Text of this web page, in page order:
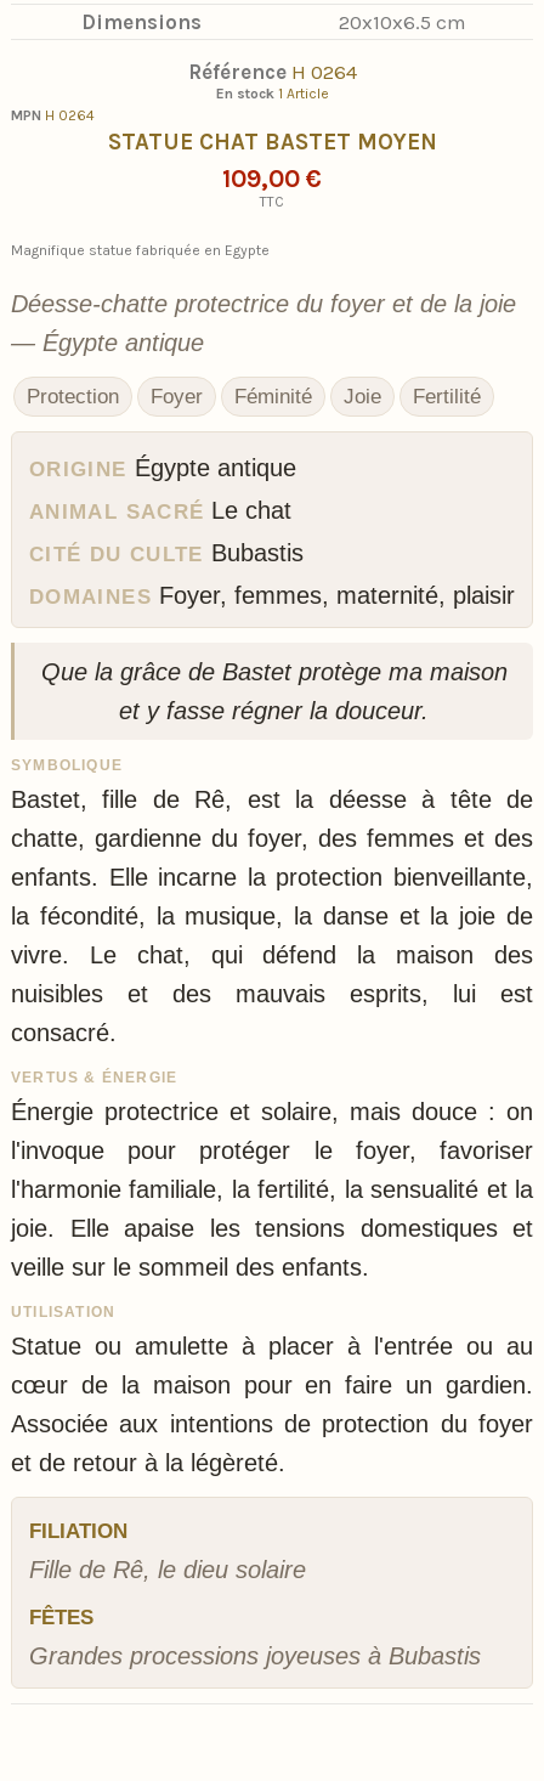
Dimensions 20x10x6.5 cm
Référence H 0264
En stock 1 Article
MPN H 0264
STATUE CHAT BASTET MOYEN
109,00 €
TTC
Magnifique statue fabriquée en Egypte
Déesse-chatte protectrice du foyer et de la joie
— Égypte antique
Protection Foyer Féminité Joie Fertilité
ORIGINE Égypte antique
ANIMAL SACRÉ Le chat
CITÉ DU CULTE Bubastis
DOMAINES Foyer, femmes, maternité, plaisir
Que la grâce de Bastet protège ma maison
et y fasse régner la douceur.
SYMBOLIQUE
Bastet, fille de Rê, est la déesse à tête de
chatte, gardienne du foyer, des femmes et des
enfants. Elle incarne la protection bienveillante,
la fécondité, la musique, la danse et la joie de
vivre. Le chat, qui défend la maison des
nuisibles et des mauvais esprits, lui est
consacré.
VERTUS & ÉNERGIE
Énergie protectrice et solaire, mais douce : on
l'invoque pour protéger le foyer, favoriser
l'harmonie familiale, la fertilité, la sensualité et la
joie. Elle apaise les tensions domestiques et
veille sur le sommeil des enfants.
UTILISATION
Statue ou amulette à placer à l'entrée ou au
cœur de la maison pour en faire un gardien.
Associée aux intentions de protection du foyer
et de retour à la légèreté.
FILIATION
Fille de Rê, le dieu solaire
FÊTES
Grandes processions joyeuses à Bubastis